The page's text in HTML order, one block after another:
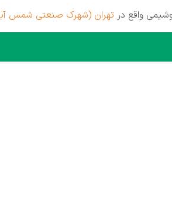
واقع در تهران (شهرک صنعتی شمس